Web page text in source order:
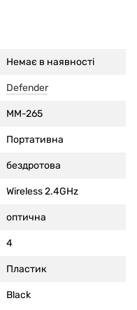
Немає в наявності
Defender
MM-265
Портативна
бездротова
Wireless 2.4GHz
оптична
4
Пластик
Black